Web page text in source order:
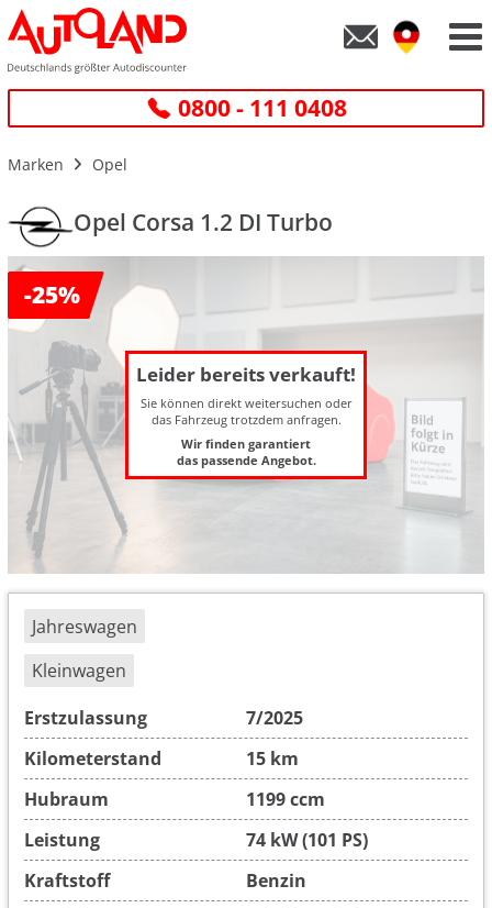
0800 - 111 0408
Marken Opel
Opel Corsa 1.2 DI Turbo
Leider bereits verkauft!
Sie können direkt weitersuchen oder
das Fahrzeug trotzdem anfragen.
Wir finden garantiert
das passende Angebot.
-25%
Jahreswagen
Kleinwagen
Erstzulassung
7/2025
Kilometerstand
15 km
Hubraum
1199 ccm
Leistung
74 kW (101 PS)
Kraftstoff
Benzin